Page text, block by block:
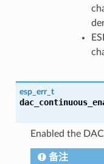
esp_err_t
Enabled the
备注